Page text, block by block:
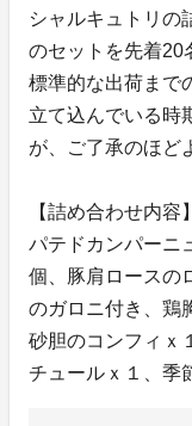
シャルキュトリの
のセットを先着20
標準的な出荷まで
立て込んでいる時
が、ご了承のほど
【詰め合わせ内容】
パテドカンパーニ
個、豚肩ロース
のガロニ付き、鶏
砂胆のコンフィｘ
チュールｘ１、季